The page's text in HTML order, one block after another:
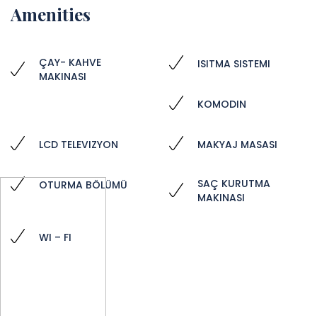
Amenities
ÇAY- KAHVE
MAKINASI
ISITMA SISTEMI
KOMODIN
LCD TELEVIZYON MAKYAJ MASASI
OTURMA BÖLÜMÜ
SAÇ KURUTMA
MAKINASI
WI – FI